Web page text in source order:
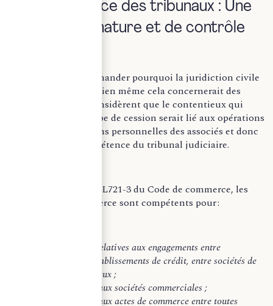
II) Compétence des tribunaux : Une
question de nature et de contrôle
On peut alors se demander pourquoi la juridiction civile
serait saisie quand bien même cela concernerait des
actions. Certains considèrent que le contentieux qui
découlerait de ce type de cession serait lié aux opérations
relatives aux relations personnelles des associés et donc
emporterait la compétence du tribunal judiciaire.
En vertu de l’article L721-3 du Code de commerce, les
tribunaux de commerce sont compétents pour :
Des contestations relatives aux engagements entre
commerçants, entre établissements de crédit, entre sociétés de
financement ou entre eux ;
2° De celles relatives aux sociétés commerciales ;
3° De celles relatives aux actes de commerce entre toutes